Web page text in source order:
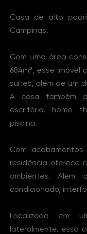
Casa de alto
Campinas!
Com uma área
684m², esse imóvel
suítes, além de um
A casa também
escritório, home
piscina.
Com
residência oferece
ambientes. Além
condicionado,
Localizada em
lateralmente, essa